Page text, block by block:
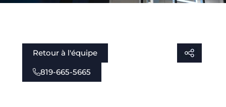
Retour à l'équipe
819-665-5665